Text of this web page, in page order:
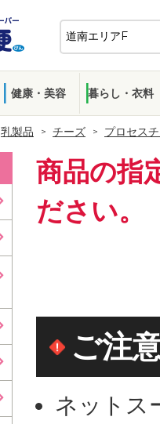
健康・美容 暮らし・衣料
乳製品 チーズ プロセス
商品の指
ださい。
ご注
ネットス